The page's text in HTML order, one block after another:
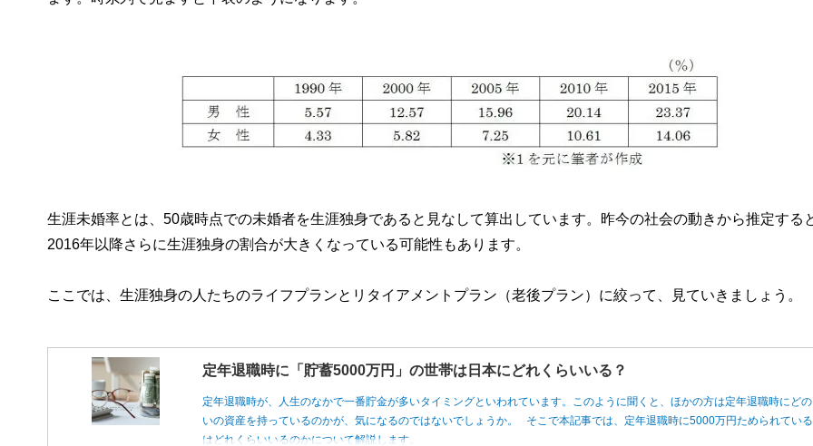
生涯未婚率とは、50歳時点での未婚者を生涯独身であると見なして算出しています。昨今の社会の動きから推定する
2016年以降さらに生涯独身の割合が大きくなっている可能性もあります。
ここでは、生涯独身の人たちのライフプランとリタイアメントプラン（老後プラン）に絞って、見ていきましょう。
定年退職時に「貯蓄5000万円」の世帯は日本にどれくらいいる？
定年退職時が、人生のなかで一番貯金が多いタイミングといわれています。このように聞くと、ほかの方は定年退職時にどの
いの資産を持っているのかが、気になるのではないでしょうか。 そこで本記事では、定年退職時に5000万円ためられてい
はどれくらいいるのかについて解説します。